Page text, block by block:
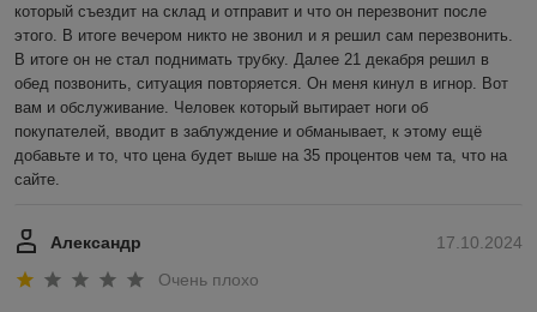
который съездит на склад и отправит и что он перезвонит после
этого. В итоге вечером никто не звонил и я решил сам перезвонить.
В итоге он не стал поднимать трубку. Далее 21 декабря решил в
обед позвонить, ситуация повторяется. Он меня кинул в игнор. Вот
вам и обслуживание. Человек который вытирает ноги об
покупателей, вводит в заблуждение и обманывает, к этому ещё
добавьте и то, что цена будет выше на 35 процентов чем та, что на
сайте.
17.10.2024
Александр
Очень плохо